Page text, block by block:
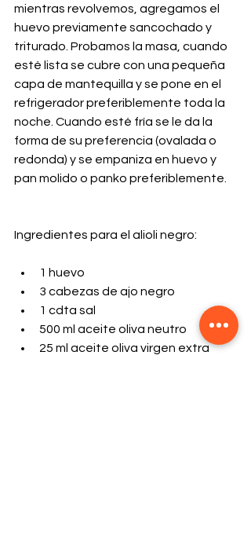
mientras revolvemos, agregamos el
huevo previamente sancochado y
triturado. Probamos la masa, cuando
esté lista se cubre con una pequeña
capa de mantequilla y se pone en el
refrigerador preferiblemente toda la
noche. Cuando esté fría se le da la
forma de su preferencia (ovalada o
redonda) y se empaniza en huevo y
pan molido o panko preferiblemente.
Ingredientes para el alioli negro:
1 huevo
3 cabezas de ajo negro
1 cdta sal
500 ml aceite oliva neutro
25 ml aceite oliva virgen extra